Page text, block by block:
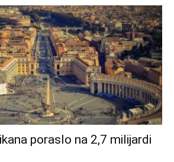
poraslo na 2,7 milijardi